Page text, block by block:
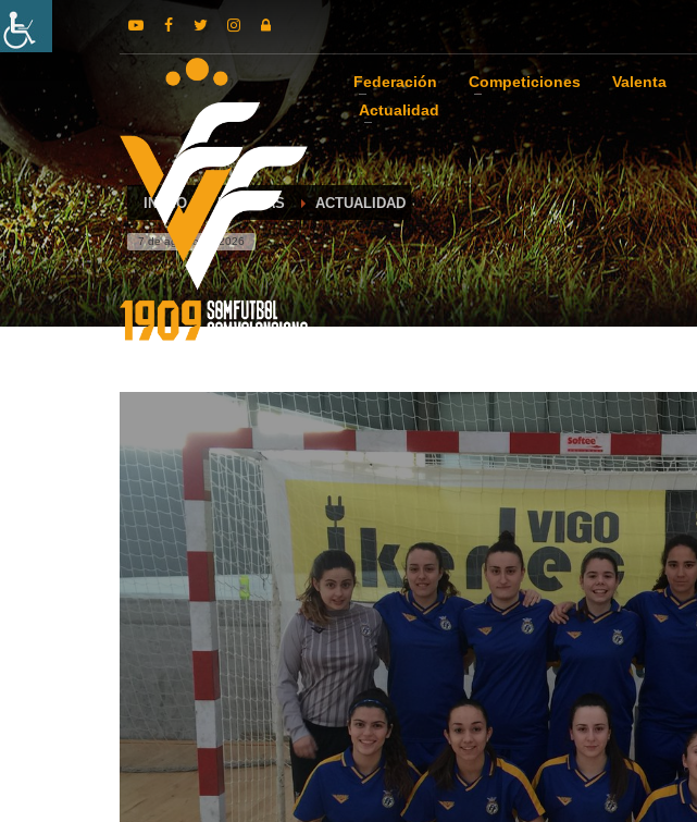
Federación Competiciones Valenta
Actualidad
INICIO NOTICIAS ACTUALIDAD
7 de agosto de 2026